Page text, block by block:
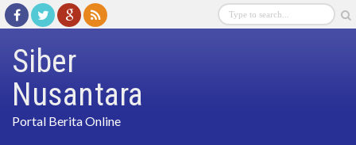
Siber
Nusantara
Portal Berita Online